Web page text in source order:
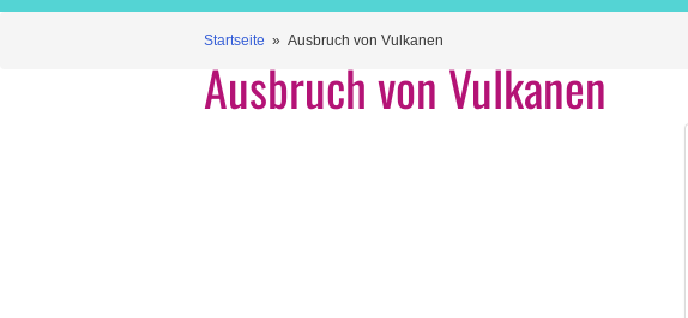
Startseite » Ausbruch von Vulkanen
Ausbruch von Vulkanen